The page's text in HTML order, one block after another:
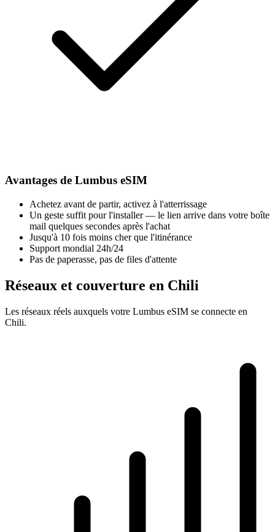
Avantages de Lumbus eSIM
Achetez avant de partir, activez à l'atterrissage
Un geste suffit pour l'installer — le lien arrive dans votre boîte
mail quelques secondes après l'achat
Jusqu'à 10 fois moins cher que l'itinérance
Support mondial 24h/24
Pas de paperasse, pas de files d'attente
Réseaux et couverture en Chili
Les réseaux réels auxquels votre Lumbus eSIM se connecte en
Chili.